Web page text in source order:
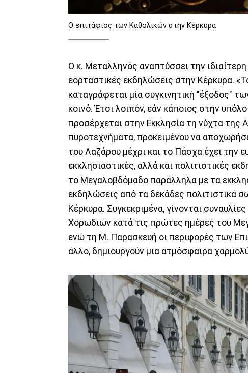
Ο επιτάφιος των Καθολικών στην Κέρκυρα
Ο κ. Μεταλληνός αναπτύσσει την
εορταστικές εκδηλώσεις στην Κέρκυρα.
καταγράφεται μία συγκινητική "έξοδος"
κοινό. Έτσι λοιπόν, εάν κάποιος στην
προσέρχεται στην Εκκλησία τη νύχτα της
πυροτεχνήματα, προκειμένου να
του Λαζάρου μέχρι και το Πάσχα έχει την
εκκλησιαστικές, αλλά και πολιτιστικές
το Μεγαλοβδόμαδο παράλληλα με τα
εκδηλώσεις από τα δεκάδες πολιτιστικά
Κέρκυρα. Συγκεκριμένα, γίνονται
Χορωδιών κατά τις πρώτες ημέρες του
ενώ τη Μ. Παρασκευή οι περιφορές των
άλλο, δημιουργούν μια ατμόσφαιρα